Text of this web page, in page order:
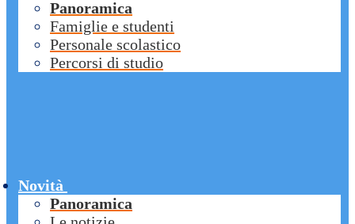
Panoramica
Famiglie e studenti
Personale scolastico
Percorsi di studio
Novità
Panoramica